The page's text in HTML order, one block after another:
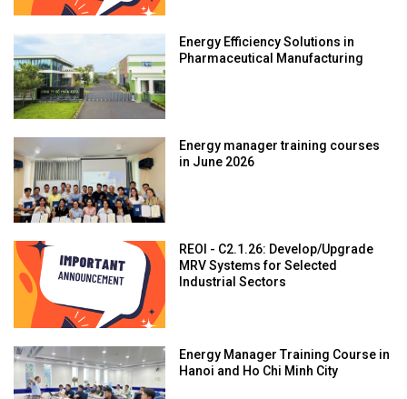
Energy Efficiency Solutions in
Pharmaceutical Manufacturing
Energy manager training courses
in June 2026
REOI - C2.1.26: Develop/Upgrade
MRV Systems for Selected
Industrial Sectors
Energy Manager Training Course in
Hanoi and Ho Chi Minh City